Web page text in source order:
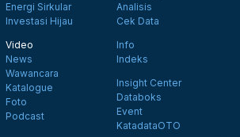
Energi Sirkular
Investasi Hijau
Analisis
Cek Data
Video
News
Wawancara
Katalogue
Foto
Podcast
Info
Indeks
Insight Center
Databoks
Event
KatadataOTO